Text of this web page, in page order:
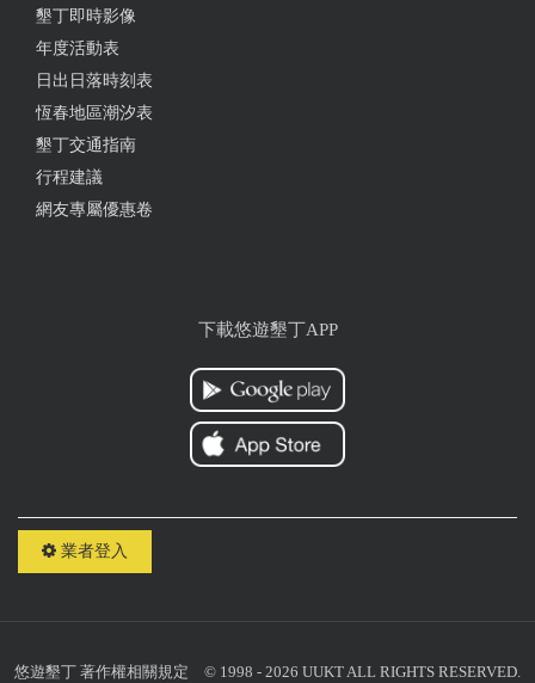
車況佳，有疑問都會幫忙解答
2020-03-21 01:20:01
店家人很好，還車後還送我去公車站。
2019-05-17 04:37:02
車子狀況都很優 店家服務也很親切 值得推薦唷
墾丁即時影像
年度活動表
日出日落時刻表
恆春地區潮汐表
墾丁交通指南
行程建議
網友專屬優惠卷
下載悠遊墾丁APP
業者登入
悠遊墾丁 著作權相關規定 © 1998 - 2026 UUKT ALL RIGHTS RESERVED.